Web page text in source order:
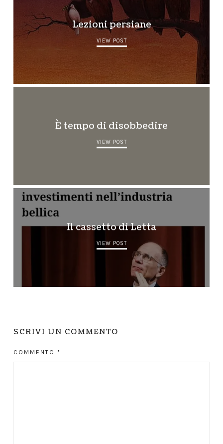
Lezioni persiane
VIEW POST
È tempo di disobbedire
VIEW POST
Il cassetto di Letta
VIEW POST
SCRIVI UN COMMENTO
COMMENTO *